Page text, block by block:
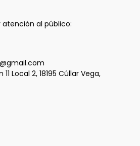
al público:
Local 2, 18195 Cúllar Vega,